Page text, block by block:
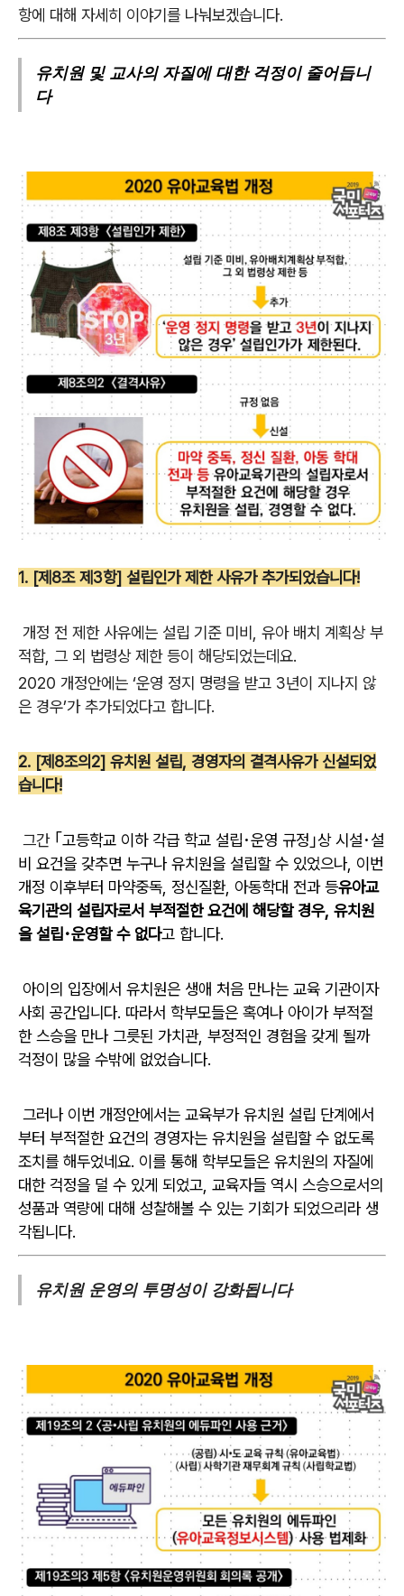
항에 대해 자세히 이야기를 나눠보겠습니다.
유치원 및 교사의 자질에 대한 걱정이 줄어듭니
다
1. [제8조 제3항] 설립인가 제한 사유가 추가되었습니다!
개정 전 제한 사유에는 설립 기준 미비, 유아 배치 계획상 부
적합, 그 외 법령상 제한 등이 해당되었는데요.
2020 개정안에는 ‘운영 정지 명령을 받고 3년이 지나지 않
은 경우’가 추가되었다고 합니다.
2. [제8조의2] 유치원 설립, 경영자의 결격사유가 신설되었
습니다!
그간 ｢고등학교 이하 각급 학교 설립･운영 규정｣상 시설･설
비 요건을 갖추면 누구나 유치원을 설립할 수 있었으나, 이번
개정 이후부터 마약중독, 정신질환, 아동학대 전과 등유아교
육기관의 설립자로서 부적절한 요건에 해당할 경우, 유치원
을 설립･운영할 수 없다고 합니다.
아이의 입장에서 유치원은 생애 처음 만나는 교육 기관이자
사회 공간입니다. 따라서 학부모들은 혹여나 아이가 부적절
한 스승을 만나 그릇된 가치관, 부정적인 경험을 갖게 될까
걱정이 많을 수밖에 없었습니다.
그러나 이번 개정안에서는 교육부가 유치원 설립 단계에서
부터 부적절한 요건의 경영자는 유치원을 설립할 수 없도록
조치를 해두었네요. 이를 통해 학부모들은 유치원의 자질에
대한 걱정을 덜 수 있게 되었고, 교육자들 역시 스승으로서의
성품과 역량에 대해 성찰해볼 수 있는 기회가 되었으리라 생
각됩니다.
유치원 운영의 투명성이 강화됩니다